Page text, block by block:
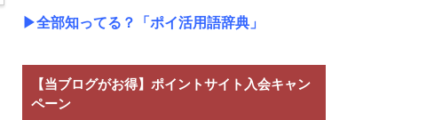
▶全部知ってる？「ポイ活用語辞典」
【当ブログがお得】ポイントサイト入会キャン
ペーン